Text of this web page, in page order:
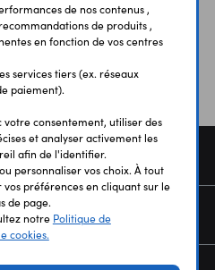
de nos contenus ,
de produits ,
en fonction de vos centres
services tiers (ex. réseaux
paiement).
votre consentement, utiliser des
et analyser activement les
afin de l'identifier.
personnaliser vos choix. À tout
préférences en cliquant sur le
de page.
notre Politique de
cookies.